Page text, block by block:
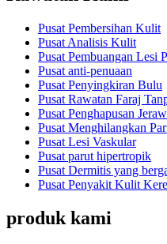
Pusat Pembersihan Kulit
Pusat Analisis Kulit
Pusat Pembuangan Lesi
Pusat anti-penuaan
Pusat Penyingkiran Bulu
Pusat Rawatan Faraj
Pusat Penghapusan
Pusat Menghilangkan
Pusat Lesi Vaskular
Pusat parut hipertropik
Pusat Dermitis yang
Pusat Penyakit Kulit
produk kami